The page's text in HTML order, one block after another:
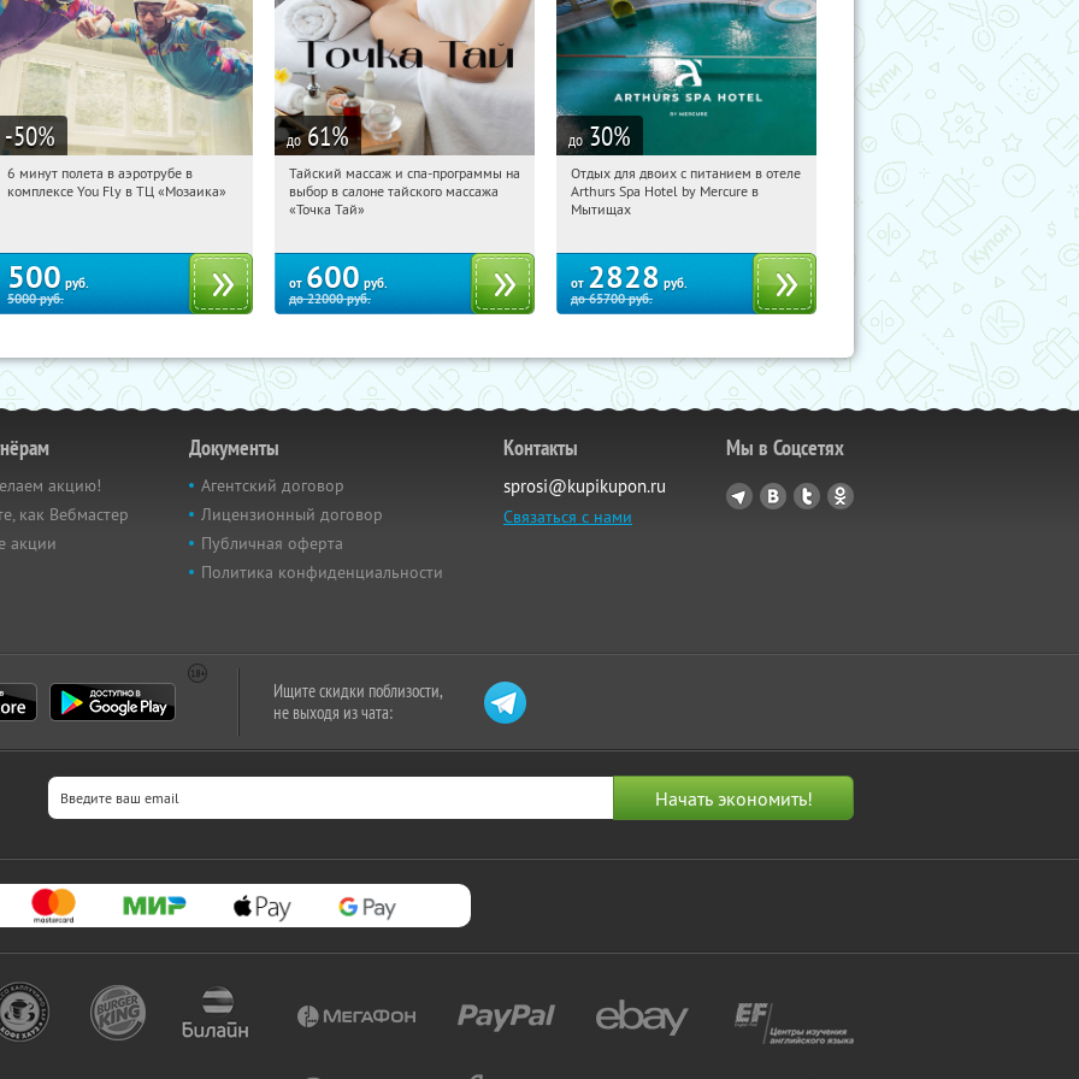
-50%
01:16:52 Купили:
6 минут полета в аэротрубе в
комплексе You Fly в ТЦ «Мозаика»
500 руб.
5000руб.
до 61%
01:16:52 Купили: 23
Чертановская
Тайский массаж и спа-программы на
выбор в салоне тайского массажа
«Точка Тай»
от 600 руб.
до22000руб.
до 30%
01:16:52
Купи первым!
Московская обл., г. Мытищи, д.
Отдых для двоих с питанием в отеле
Arthurs Spa Hotel by Mercure в
Мытищах
от 2828 руб.
до65700руб.
акцию!
как Вебмастер
акции
Документы
Агентский договор
Лицензионный договор
Публичная оферта
Политика конфиденциальности
Контакты
sprosi@kupikupon.ru
Связаться с нами
Мы в Соцсетях
Ищите скидки поблизости,
не выходя из чата: